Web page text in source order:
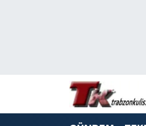
Trabzon Namaz